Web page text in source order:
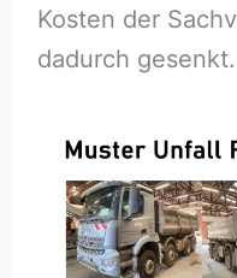
Kosten der
dadurch gesenkt.